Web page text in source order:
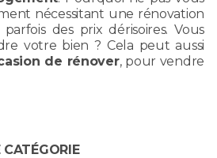
nécessitant une rénovation
des prix dérisoires. Vous
votre bien ? Cela peut aussi
de rénover, pour vendre